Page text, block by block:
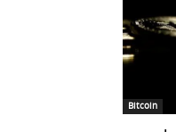
Bitcoin